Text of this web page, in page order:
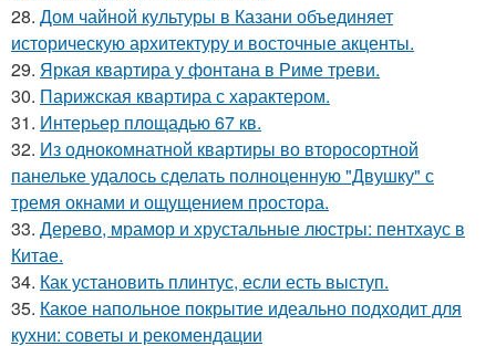
28. Дом чайной культуры в Казани объединяет
историческую архитектуру и восточные акценты.
29. Яркая квартира у фонтана в Риме треви.
30. Парижская квартира с характером.
31. Интерьер площадью 67 кв.
32. Из однокомнатной квартиры во второсортной
панельке удалось сделать полноценную "Двушку" с
тремя окнами и ощущением простора.
33. Дерево, мрамор и хрустальные люстры: пентхаус в
Китае.
34. Как установить плинтус, если есть выступ.
35. Какое напольное покрытие идеально подходит для
кухни: советы и рекомендации